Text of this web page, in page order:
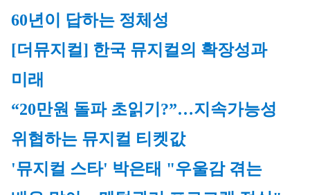
60년이 답하는 정체성
[더뮤지컬] 한국 뮤지컬의 확장성과
미래
“20만원 돌파 초읽기?”…지속가능성
위협하는 뮤지컬 티켓값
'뮤지컬 스타' 박은태 "우울감 겪는